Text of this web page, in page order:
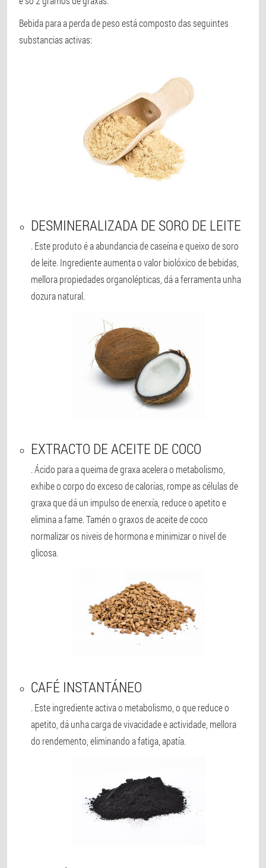
Bebida para a perda de peso está composto das seguintes
substancias activas:
DESMINERALIZADA DE SORO DE LEITE
. Este produto é a abundancia de caseína e queixo de soro
de leite. Ingrediente aumenta o valor biolóxico de bebidas,
mellora propiedades organolépticas, dá a ferramenta unha
dozura natural.
EXTRACTO DE ACEITE DE COCO
. Ácido para a queima de graxa acelera o metabolismo,
exhibe o corpo do exceso de calorías, rompe as células de
graxa que dá un impulso de enerxía, reduce o apetito e
elimina a fame. Tamén o graxos de aceite de coco
normalizar os niveis de hormona e minimizar o nivel de
glicosa.
CAFÉ INSTANTÁNEO
. Este ingrediente activa o metabolismo, o que reduce o
apetito, dá unha carga de vivacidade e actividade, mellora
do rendemento, eliminando a fatiga, apatía.